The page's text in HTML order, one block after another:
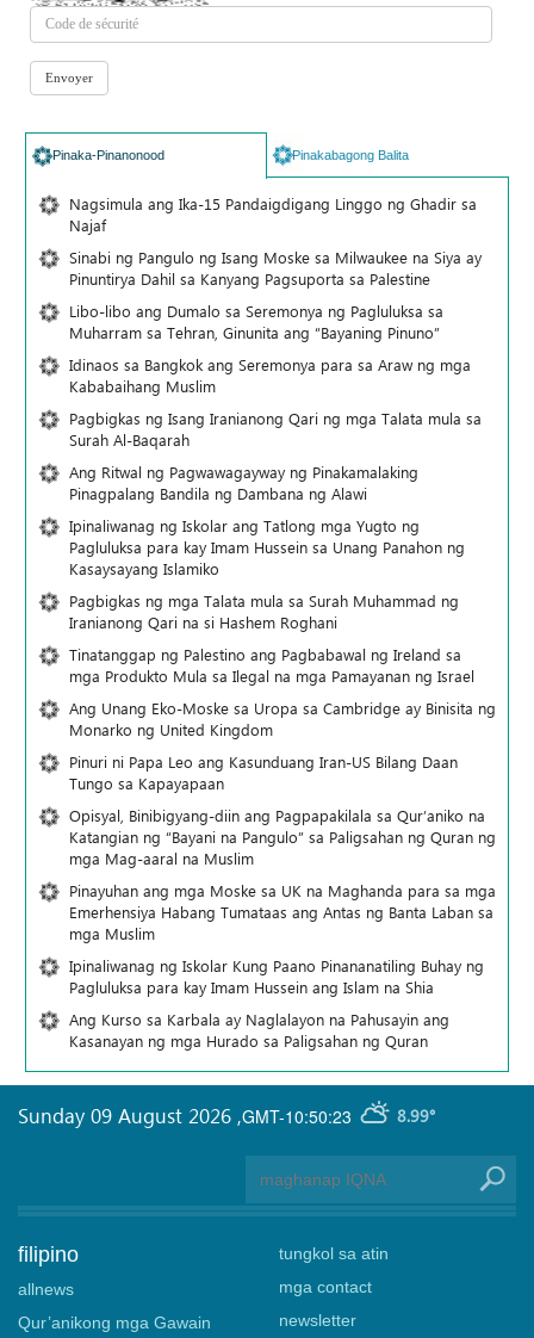
Pinaka-Pinanonood Pinakabagong Balita
Nagsimula ang Ika-15 Pandaigdigang Linggo ng Ghadir sa
Najaf
Sinabi ng Pangulo ng Isang Moske sa Milwaukee na Siya ay
Pinuntirya Dahil sa Kanyang Pagsuporta sa Palestine
Libo-libo ang Dumalo sa Seremonya ng Pagluluksa sa
Muharram sa Tehran, Ginunita ang “Bayaning Pinuno”
Idinaos sa Bangkok ang Seremonya para sa Araw ng mga
Kababaihang Muslim
Pagbigkas ng Isang Iranianong Qari ng mga Talata mula sa
Surah Al-Baqarah
Ang Ritwal ng Pagwawagayway ng Pinakamalaking
Pinagpalang Bandila ng Dambana ng Alawi
Ipinaliwanag ng Iskolar ang Tatlong mga Yugto ng
Pagluluksa para kay Imam Hussein sa Unang Panahon ng
Kasaysayang Islamiko
Pagbigkas ng mga Talata mula sa Surah Muhammad ng
Iranianong Qari na si Hashem Roghani
Tinatanggap ng Palestino ang Pagbabawal ng Ireland sa
mga Produkto Mula sa Ilegal na mga Pamayanan ng Israel
Ang Unang Eko-Moske sa Uropa sa Cambridge ay Binisita ng
Monarko ng United Kingdom
Pinuri ni Papa Leo ang Kasunduang Iran-US Bilang Daan
Tungo sa Kapayapaan
Opisyal, Binibigyang-diin ang Pagpapakilala sa Qur’aniko na
Katangian ng “Bayani na Pangulo” sa Paligsahan ng Quran ng
mga Mag-aaral na Muslim
Pinayuhan ang mga Moske sa UK na Maghanda para sa mga
Emerhensiya Habang Tumataas ang Antas ng Banta Laban sa
mga Muslim
Ipinaliwanag ng Iskolar Kung Paano Pinananatiling Buhay ng
Pagluluksa para kay Imam Hussein ang Islam na Shia
Ang Kurso sa Karbala ay Naglalayon na Pahusayin ang
Kasanayan ng mga Hurado sa Paligsahan ng Quran
GMT-10:50:23 8.99°
Sunday 09 August 2026 ,
filipino
allnews
Qur’anikong mga Gawain
tungkol sa atin
mga contact
newsletter